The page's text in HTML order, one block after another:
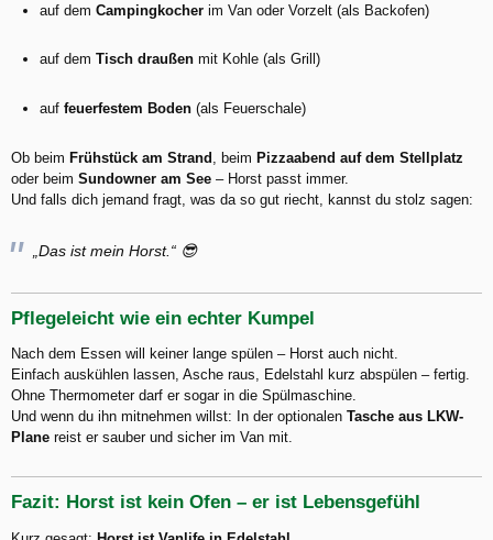
auf dem Campingkocherim Van oder Vorzelt (als Backofen)
auf dem Tisch draußenmit Kohle (als Grill)
auf feuerfestem Boden(als Feuerschale)
Ob beim Frühstück am Strand , beim Pizzaabend auf dem Stellplatz
oder beim Sundowner am See – Horst passt immer.
Und falls dich jemand fragt, was da so gut riecht, kannst du stolz sagen:
„Das ist mein Horst.“ 😎
Pflegeleicht wie ein echter Kumpel
Nach dem Essen will keiner lange spülen – Horst auch nicht.
Einfach auskühlen lassen, Asche raus, Edelstahl kurz abspülen – fertig.
Ohne Thermometer darf er sogar in die Spülmaschine.
Und wenn du ihn mitnehmen willst: In der optionalen Tasche aus LKW-
Plane reist er sauber und sicher im Van mit.
Fazit: Horst ist kein Ofen – er ist Lebensgefühl